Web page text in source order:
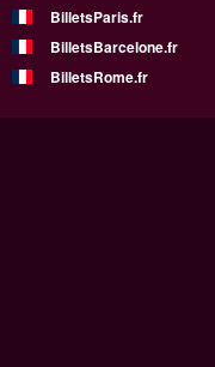
BilletsParis.fr
BilletsBarcelone.fr
BilletsRome.fr